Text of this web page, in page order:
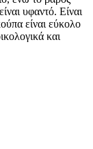
υφαντό. Είναι
είναι εύκολο
και